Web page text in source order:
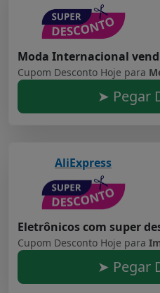
Moda Internacional
Cupom Desconto Hoje para
➤ Pegar
AliExpress
Eletrônicos com super
Cupom Desconto Hoje para
➤ Pegar